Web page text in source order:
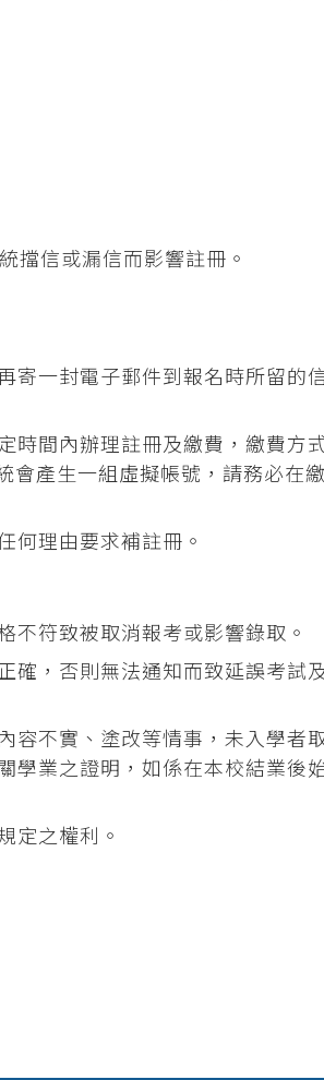
擋信或漏信而影響註冊。
寄一封電子郵件到報名時所留的
時間內辦理註冊及繳費，繳費方
會產生一組虛擬帳號，請務必在
何理由要求補註冊。
不符致被取消報考或影響錄取。
確，否則無法通知而致延誤考試
容不實、塗改等情事，未入學者
學業之證明，如係在本校結業後
定之權利。